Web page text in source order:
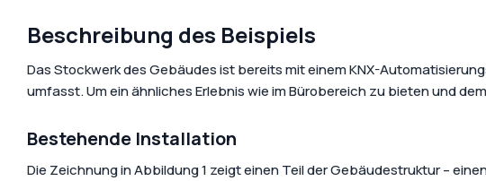
Beschreibung des Beispiels
Das Stockwerk des Gebäudes ist bereits mit einem KNX-
umfasst. Um ein ähnliches Erlebnis wie im Bürobereich zu bieten und
Bestehende Installation
Die Zeichnung in Abbildung 1 zeigt einen Teil der Gebäudestruktur –